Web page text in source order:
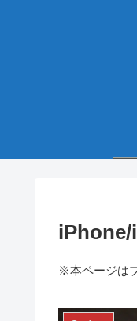
iPhone/
※本ページは